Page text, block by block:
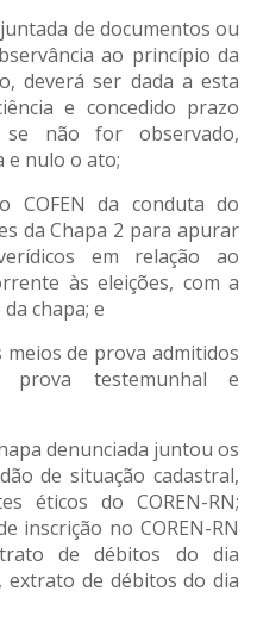
de documentos ou
ao princípio da
deverá ser dada a esta
e concedido prazo
não for observado,
e nulo o ato;
COFEN da conduta do
da Chapa 2 para apurar
em relação ao
às eleições, com a
chapa; e
meios de prova admitidos
testemunhal e
denunciada juntou os
de situação cadastral,
éticos do COREN-RN;
inscrição no COREN-RN
de débitos do dia
extrato de débitos do dia